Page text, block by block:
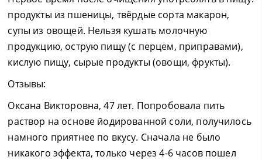
продукты из пшеницы, твёрдые сорта макарон,
супы из овощей. Нельзя кушать молочную
продукцию, острую пищу (с перцем, приправами),
кислую пищу, сырые продукты (овощи, фрукты).
Отзывы:
Оксана Викторовна, 47 лет. Попробовала пить
раствор на основе йодированной соли, получилось
намного приятнее по вкусу. Сначала не было
никакого эффекта, только через 4-6 часов пошел